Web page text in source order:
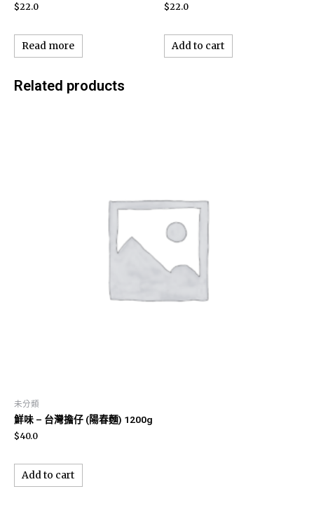
$22.0
Read more
$22.0
Add to cart
Related products
未分類
鮮味 – 台灣擔仔 (陽春麵) 1200g
$40.0
Add to cart